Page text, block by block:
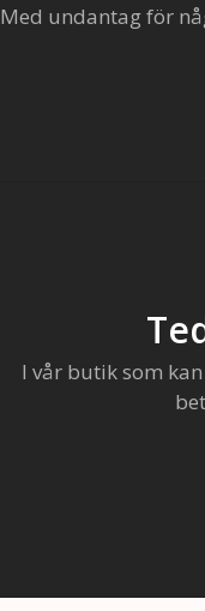
Med undantag för
I vår butik som